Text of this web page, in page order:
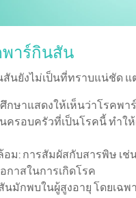
พาร์กินสัน
สันยังไม่เป็นที่ทราบแน่ชัด
กษาแสดงให้เห็นว่าโรคพ
รอบครัวที่เป็นโรคนี้ ทำใ
อม: การสัมผัสกับสารพิษ เ
กาสในการเกิดโรค
นมักพบในผู้สูงอายุ โดยเฉ